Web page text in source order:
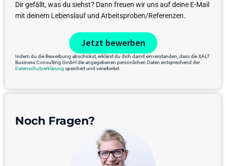
Dir gefällt, was du siehst? Dann freuen wir uns auf deine E-Mail
mit deinem Lebenslauf und Arbeitsproben/Referenzen.
Jetzt bewerben
Indem du die Bewerbung abschickst, erklärst du dich damit einverstanden, dass die XALT
Business Consulting GmbH die angegebenen persönlichen Daten entsprechend der
Datenschutzerklärung speichert und verarbeitet.
Noch Fragen?